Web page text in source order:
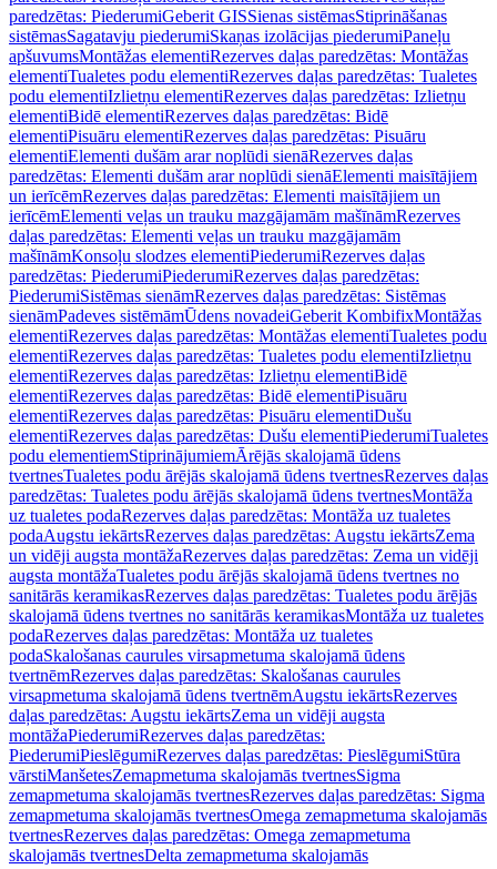
paredzētas: PiederumiGeberit GISSienas sistēmasStiprināšanas
sistēmasSagatavju piederumiSkaņas izolācijas piederumiPaneļu
apšuvumsMontāžas elementiRezerves daļas paredzētas: Montāžas
elementiTualetes podu elementiRezerves daļas paredzētas: Tualetes
podu elementiIzlietņu elementiRezerves daļas paredzētas: Izlietņu
elementiBidē elementiRezerves daļas paredzētas: Bidē
elementiPisuāru elementiRezerves daļas paredzētas: Pisuāru
elementiElementi dušām arar noplūdi sienāRezerves daļas
paredzētas: Elementi dušām arar noplūdi sienāElementi maisītājiem
un ierīcēmRezerves daļas paredzētas: Elementi maisītājiem un
ierīcēmElementi veļas un trauku mazgājamām mašīnāmRezerves
daļas paredzētas: Elementi veļas un trauku mazgājamām
mašīnāmKonsoļu slodzes elementiPiederumiRezerves daļas
paredzētas: PiederumiPiederumiRezerves daļas paredzētas:
PiederumiSistēmas sienāmRezerves daļas paredzētas: Sistēmas
sienāmPadeves sistēmāmŪdens novadeiGeberit KombifixMontāžas
elementiRezerves daļas paredzētas: Montāžas elementiTualetes podu
elementiRezerves daļas paredzētas: Tualetes podu elementiIzlietņu
elementiRezerves daļas paredzētas: Izlietņu elementiBidē
elementiRezerves daļas paredzētas: Bidē elementiPisuāru
elementiRezerves daļas paredzētas: Pisuāru elementiDušu
elementiRezerves daļas paredzētas: Dušu elementiPiederumiTualetes
podu elementiemStiprinājumiemĀrējās skalojamā ūdens
tvertnesTualetes podu ārējās skalojamā ūdens tvertnesRezerves daļas
paredzētas: Tualetes podu ārējās skalojamā ūdens tvertnesMontāža
uz tualetes podaRezerves daļas paredzētas: Montāža uz tualetes
podaAugstu iekārtsRezerves daļas paredzētas: Augstu iekārtsZema
un vidēji augsta montāžaRezerves daļas paredzētas: Zema un vidēji
augsta montāžaTualetes podu ārējās skalojamā ūdens tvertnes no
sanitārās keramikasRezerves daļas paredzētas: Tualetes podu ārējās
skalojamā ūdens tvertnes no sanitārās keramikasMontāža uz tualetes
podaRezerves daļas paredzētas: Montāža uz tualetes
podaSkalošanas caurules virsapmetuma skalojamā ūdens
tvertnēmRezerves daļas paredzētas: Skalošanas caurules
virsapmetuma skalojamā ūdens tvertnēmAugstu iekārtsRezerves
daļas paredzētas: Augstu iekārtsZema un vidēji augsta
montāžaPiederumiRezerves daļas paredzētas:
PiederumiPieslēgumiRezerves daļas paredzētas: PieslēgumiStūra
vārstiManšetesZemapmetuma skalojamās tvertnesSigma
zemapmetuma skalojamās tvertnesRezerves daļas paredzētas: Sigma
zemapmetuma skalojamās tvertnesOmega zemapmetuma skalojamās
tvertnesRezerves daļas paredzētas: Omega zemapmetuma
skalojamās tvertnesDelta zemapmetuma skalojamās